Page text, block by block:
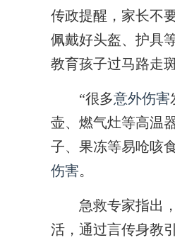
传政提醒，家长不
佩戴好头盔、护具
教育孩子过马路走
“很多意外伤害
壶、燃气灶等高温
子、果冻等易呛咳
伤害。
急救专家指出，
活，通过言传身教